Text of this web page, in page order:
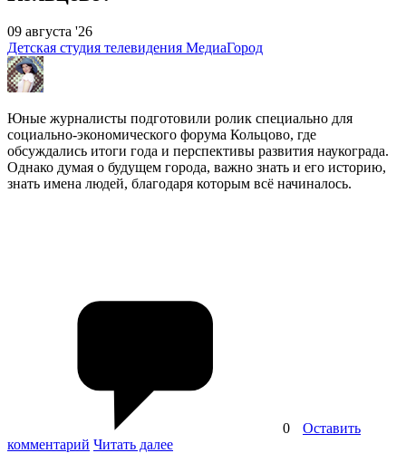
09 августа '26
Детская студия телевидения МедиаГород
Юные журналисты подготовили ролик специально для
социально-экономического форума Кольцово, где
обсуждались итоги года и перспективы развития наукограда.
Однако думая о будущем города, важно знать и его историю,
знать имена людей, благодаря которым всё начиналось.
0
Оставить
комментарий Читать далее